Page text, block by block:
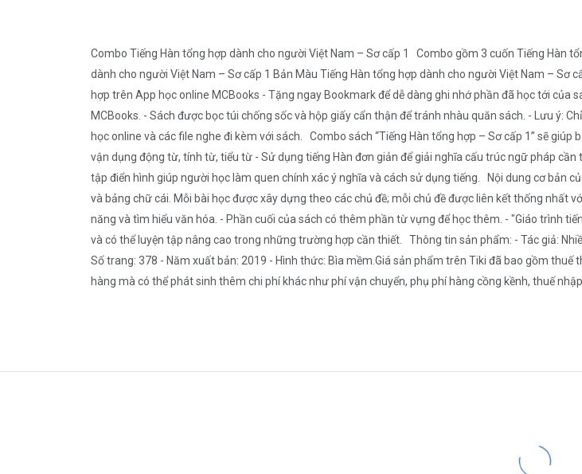
Combo Tiếng Hàn tổng hợp dành cho người Việt Nam – Sơ cấp 1 Combo gồm 3 cuốn Tiếng Hàn
dành cho người Việt Nam – Sơ cấp 1 Bản Màu Tiếng Hàn tổng hợp dành cho người Việt Nam –
hợp trên App học online MCBooks - Tặng ngay Bookmark để dễ dàng ghi nhớ phần đã học tới
MCBooks. - Sách được bọc túi chống sốc và hộp giấy cẩn thận để tránh nhàu quăn sách. - Lưu ý:
học online và các file nghe đi kèm với sách. Combo sách “Tiếng Hàn tổng hợp – Sơ cấp 1” sẽ
vận dụng động từ, tính từ, tiểu từ - Sử dụng tiếng Hàn đơn giản để giải nghĩa cấu trúc ngữ pháp
tập điển hình giúp người học làm quen chính xác ý nghĩa và cách sử dụng tiếng. Nội dung cơ bản
và bảng chữ cái. Mỗi bài học được xây dựng theo các chủ đề; mỗi chủ đề được liên kết thống nhất
năng và tìm hiểu văn hóa. - Phần cuối của sách có thêm phần từ vựng để học thêm. - "Giáo trình
và có thể luyện tập nâng cao trong những trường hợp cần thiết. Thông tin sản phẩm: - Tác giả:
Số trang: 378 - Năm xuất bản: 2019 - Hình thức: Bìa mềm.Giá sản phẩm trên Tiki đã bao gồm
hàng mà có thể phát sinh thêm chi phí khác như phí vận chuyển, phụ phí hàng cồng kềnh, thuế